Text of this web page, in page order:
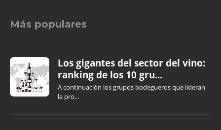
Más populares
Los gigantes del sector del vino:
ranking de los 10 gru...
A continuación los grupos bodegueros que lideran
la pro...